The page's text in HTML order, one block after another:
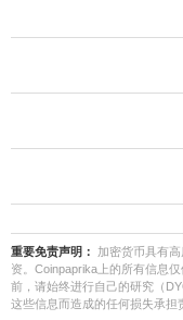
重要免责声明：
加密货币具有
资。Coinpaprika上的所有信息
前，请始终进行自己的研究（
这些信息而造成的任何损失承担